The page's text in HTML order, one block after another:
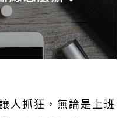
人抓狂，無論是上班